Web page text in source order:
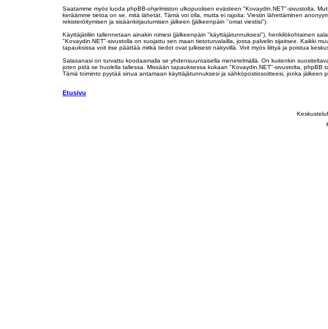
Saatamme myös luoda phpBB-ohjelmiston ulkopuolisen evästeen "Kovaydin.NET"-sivustolta,
keräämme tietoa on se, mitä lähetät. Tämä voi olla, mutta ei rajoita: Viestin lähettäminen
rekisteröitymisen ja sisäänkirjautumisen jälkeen (jälkeenpäin "omat viestisi").
Käyttäjätiliin tallennetaan ainakin nimesi (jälkeenpäin "käyttäjätunnuksesi"), henkilökohtainen
"Kovaydin.NET"-sivustolla on suojattu sen maan tietoturvalailla, jossa palvelin sijaitsee. Kaikki
tapauksissa voit itse päättää mitkä tiedot ovat julkisesti näkyvillä. Voit myös liittyä ja poistua
Salasanasi on turvattu koodaamalla se yhdensuuntaisella menetelmällä. On kuitenkin
joten pidä se huolella tallessa. Missään tapauksessa kukaan "Kovaydin.NET"-sivustolta,
Tämä toiminto pyytää sinua antamaan käyttäjätunnuksesi ja sähköpostiosoitteesi, jonka jälkeen
Etusivu